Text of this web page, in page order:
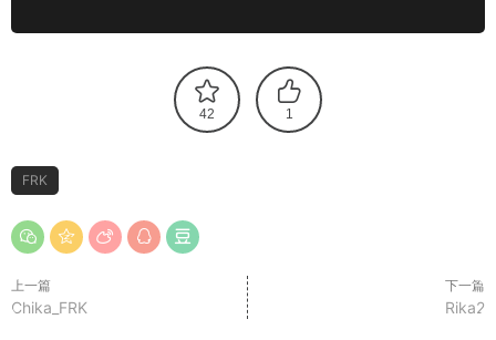
42 1
FRK
上一篇
Chika_FRK
下一篇
Rika2